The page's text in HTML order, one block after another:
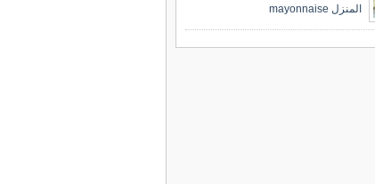
المنزل mayonnaise